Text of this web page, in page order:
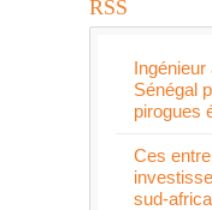
Ingénieur
Sénégal
pirogues
Ces
sud-